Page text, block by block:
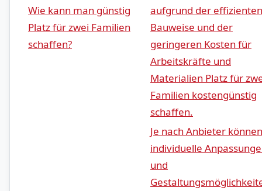
Wie⁣ kann man günstig
Platz für​ zwei ‍Familien
schaffen?
aufgrund der effizienten
Bauweise und​ der
geringeren Kosten für
Arbeitskräfte und
Materialien Platz ‍für
Familien ‌kostengünstig
schaffen.
Je nach Anbieter können
individuelle
und